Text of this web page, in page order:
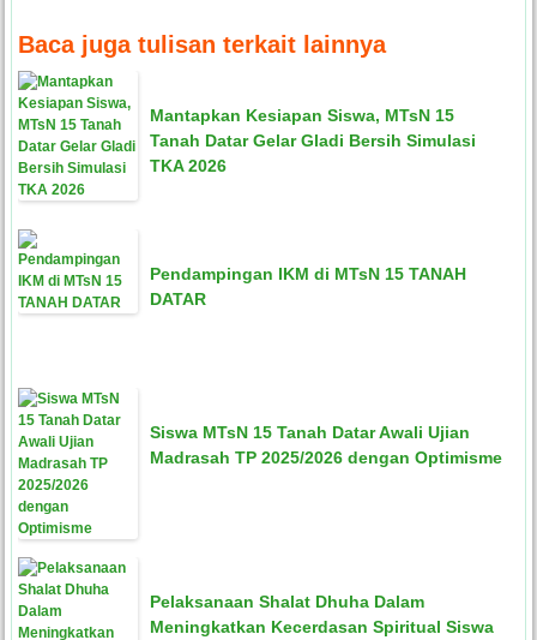
Baca juga tulisan terkait lainnya
Mantapkan Kesiapan Siswa, MTsN 15
Tanah Datar Gelar Gladi Bersih Simulasi
TKA 2026
Pendampingan IKM di MTsN 15 TANAH
DATAR
Siswa MTsN 15 Tanah Datar Awali Ujian
Madrasah TP 2025/2026 dengan Optimisme
Pelaksanaan Shalat Dhuha Dalam
Meningkatkan Kecerdasan Spiritual Siswa